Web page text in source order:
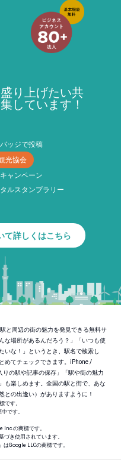
り上げたい共
しています！
ッジで投稿
光協会
ャンペーン
ルスタンプラリー
て詳しくはこちら
と周辺の街の魅力を発見できる無料サ
な場所があるんだろう？」「いつも使
いな！」というとき、駅名で検索し
めてチェックできます。iPhone /
の駅や記事の保存」「駅や街の魅力
も楽しめます。全国の駅と街で、あな
との出逢い）がありますように！
です。
です。
Inc.の商標です。
づき使用されています。
Google LLCの商標です。